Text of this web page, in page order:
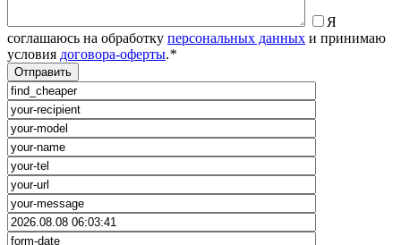
Я
соглашаюсь на обработку персональных данных и принимаю
условия договора-оферты.*